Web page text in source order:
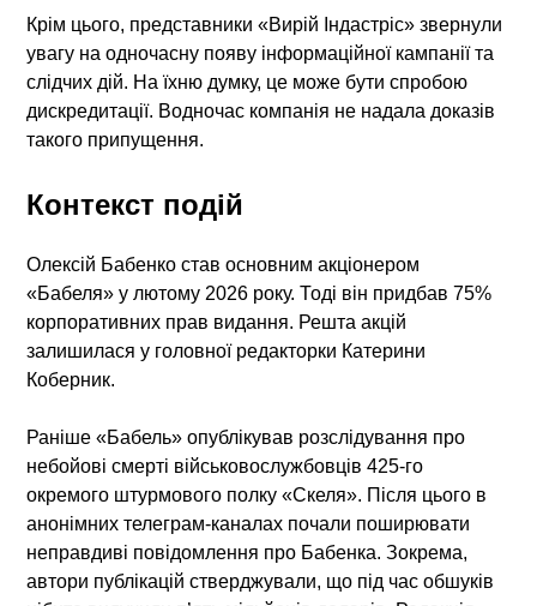
Крім цього, представники «Вирій Індастріс» звернули
увагу на одночасну появу інформаційної кампанії та
слідчих дій. На їхню думку, це може бути спробою
дискредитації. Водночас компанія не надала доказів
такого припущення.
Контекст подій
Олексій Бабенко став основним акціонером
«Бабеля» у лютому 2026 року. Тоді він придбав 75%
корпоративних прав видання. Решта акцій
залишилася у головної редакторки Катерини
Коберник.
Раніше «Бабель» опублікував розслідування про
небойові смерті військовослужбовців 425-го
окремого штурмового полку «Скеля». Після цього в
анонімних телеграм-каналах почали поширювати
неправдиві повідомлення про Бабенка. Зокрема,
автори публікацій стверджували, що під час обшуків